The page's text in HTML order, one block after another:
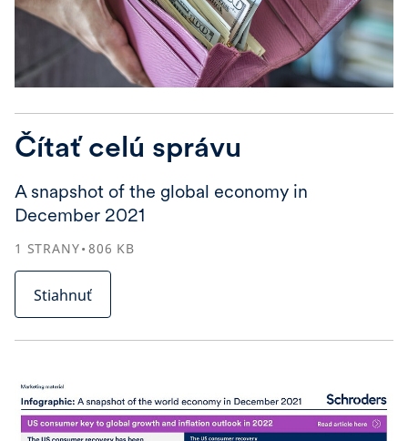
Čítať celú správu
A snapshot of the global economy in
December 2021
1 STRANY 806 KB
Stiahnuť